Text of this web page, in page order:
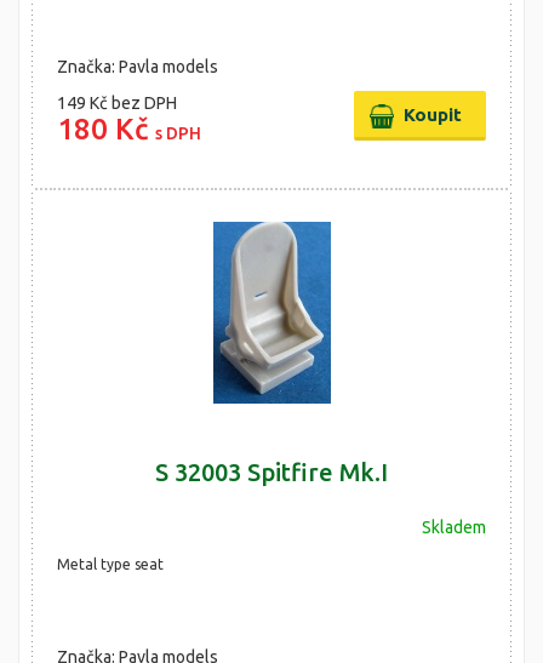
Značka: Pavla models
149 Kč bez DPH
180 Kč s DPH
S 32003 Spitfire Mk.I
Skladem
Metal type seat
Značka: Pavla models